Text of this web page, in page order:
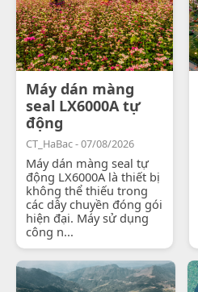
Máy dán màng
seal LX6000A tự
động
CT_HaBac - 07/08/2026
Máy dán màng seal tự
động LX6000A là thiết bị
không thể thiếu trong
các dây chuyền đóng gói
hiện đại. Máy sử dụng
công n...